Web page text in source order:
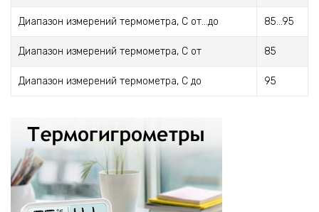
Диапазон измерений термометра, С от...до 85...95
Диапазон измерений термометра, С от 85
Диапазон измерений термометра, С до 95